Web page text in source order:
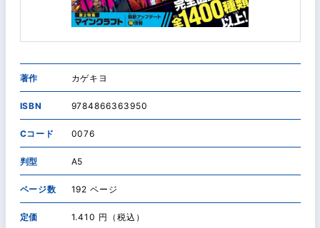
著作 カゲキヨ
ISBN 9784866363950
Cコード 0076
判型 A5
ページ数 192 ページ
定価 1.410 円（税込）